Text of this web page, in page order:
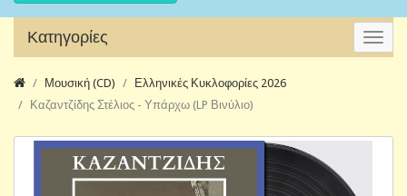
Κατηγορίες
Μουσική (CD)
Ελληνικές Κυκλοφορίες 2026
Καζαντζίδης Στέλιος - Υπάρχω (LP Βινύλιο)